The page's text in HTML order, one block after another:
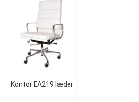
Kontor EA219 læder